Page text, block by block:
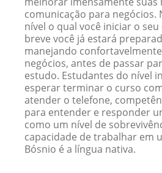
comunicação para negócios.
nível o qual você iniciar o
breve você já estará
manejando
negócios, antes de passar
estudo. Estudantes do nível
esperar terminar o curso
atender o telefone,
para entender e responder
como um nível de
capacidade de trabalhar em
Bósnio é a língua nativa.